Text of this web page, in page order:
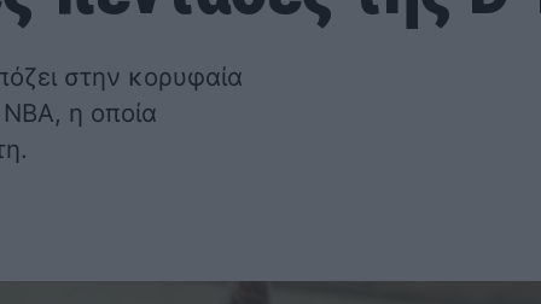
στην κορυφαία
η οποία